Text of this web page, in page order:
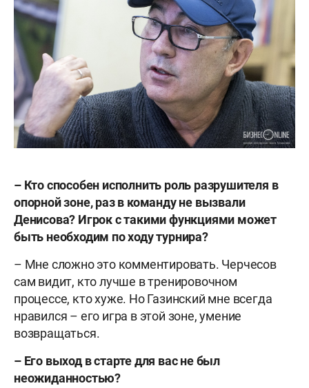
– Кто способен исполнить роль разрушителя в
опорной зоне, раз в команду не вызвали
Денисова? Игрок с такими функциями может
быть необходим по ходу турнира?
– Мне сложно это комментировать. Черчесов
сам видит, кто лучше в тренировочном
процессе, кто хуже. Но Газинский мне всегда
нравился – его игра в этой зоне, умение
возвращаться.
– Его выход в старте для вас не был
неожиданностью?